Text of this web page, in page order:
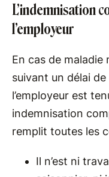
L’indemnisation
l’employeur
En cas de
suivant un délai
l’employeur est
indemnisation
remplit toutes les
Il n’est ni